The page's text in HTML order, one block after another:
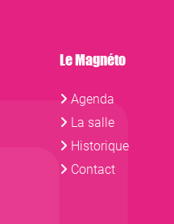
Le Magnéto
Agenda
La salle
Historique
Contact